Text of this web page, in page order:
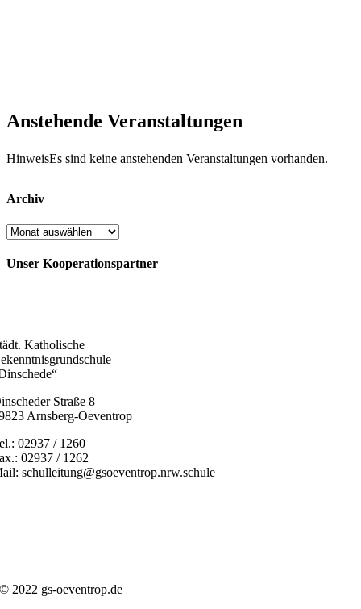
Anstehende Veranstaltungen
HinweisEs sind keine anstehenden Veranstaltungen vorhanden.
Archiv
Archiv
Unser Kooperationspartner
Katholische
Straße 8
Arnsberg-Oeventrop
02937 / 1260
02937 / 1262
schulleitung@gsoeventrop.nrw.schule
© 2022 gs-oeventrop.de